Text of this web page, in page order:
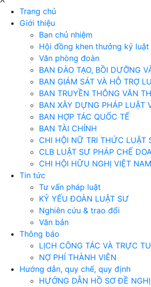
Trang chủ
Giới thiệu
Ban chủ nhiệm
Hội đồng khen thưởng kỷ luật
Văn phòng đoàn
BAN ĐÀO TẠO, BỒI DƯỠNG
BAN GIÁM SÁT VÀ HỖ TRỢ
BAN TRUYỀN THÔNG VĂN
BAN XÂY DỰNG PHÁP LUẬT
BAN HỢP TÁC QUỐC TẾ
BAN TÀI CHÍNH
CHI HỘI NỮ TRI THỨC LUẬT
CLB LUẬT SƯ PHÁP CHẾ
CHI HỘI HỮU NGHỊ VIỆT
Tin tức
Tư vấn pháp luật
KỶ YẾU ĐOÀN LUẬT SƯ
Nghiên cứu & trao đổi
Văn bản
Thông báo
LỊCH CÔNG TÁC VÀ TRỰC
NỢ PHÍ THÀNH VIÊN
Hướng dẫn, quy chế, quy định
HƯỚNG DẪN HỒ SƠ ĐỀ